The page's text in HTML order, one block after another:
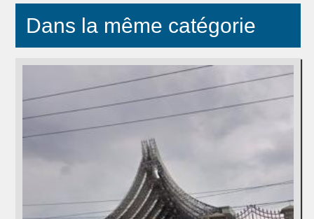
Dans la même catégorie